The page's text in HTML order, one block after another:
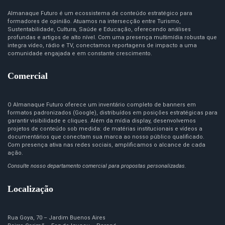
Almanaque Futuro é um ecossistema de conteúdo estratégico para
formadores de opinião. Atuamos na intersecção entre Turismo,
Sustentabilidade, Cultura, Saúde e Educação, oferecendo análises
profundas e artigos de alto nível. Com uma presença multimídia robusta que
integra vídeo, rádio e TV, conectamos reportagens de impacto a uma
comunidade engajada e em constante crescimento.
Comercial
O Almanaque Futuro oferece um inventário completo de banners em
formatos padronizados (Google), distribuídos em posições estratégicas para
garantir visibilidade e cliques. Além da mídia display, desenvolvemos
projetos de conteúdo sob medida: de matérias institucionais e vídeos a
documentários que conectam sua marca ao nosso público qualificado.
Com presença ativa nas redes sociais, amplificamos o alcance de cada
ação.
Consulte nosso departamento comercial para propostas personalizadas.
Localização
Rua Goya, 70 – Jardim Buenos Aires